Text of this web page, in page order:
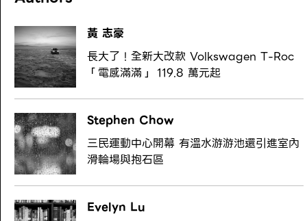
黃 志豪
長大了！全新大改款 Volkswagen T-Roc
「電感滿滿」 119.8 萬元起
Stephen Chow
三民運動中心開幕 有溫水游游池還引進室內
滑輪場與抱石區
Evelyn Lu